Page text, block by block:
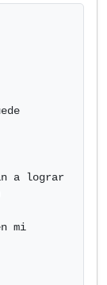
a lograr
mi